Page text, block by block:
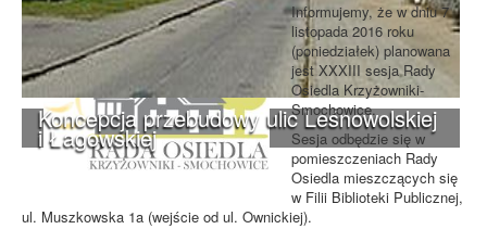
Koncepcja przebudowy ulic Leśnowolskiej
i Łagowskiej
Informujemy, że w dniu 7
listopada 2016 roku
(poniedziałek) planowana
jest XXXIII sesja Rady
Osiedla Krzyżowniki-
Smochowice.
Sesja odbędzie się w
pomieszczeniach Rady
Osiedla mieszczących się
w Filii Biblioteki Publicznej,
ul. Muszkowska 1a (wejście od ul. Ownickiej).